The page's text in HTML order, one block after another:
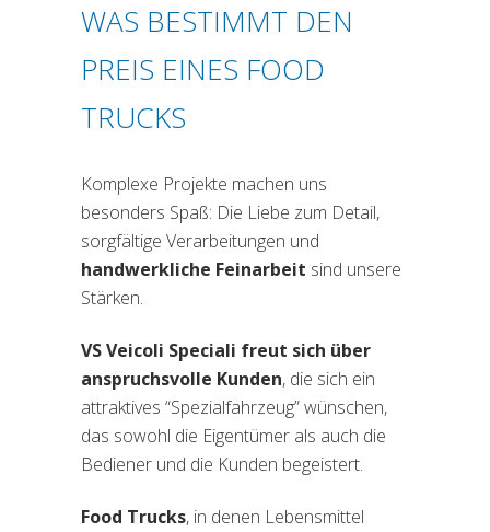
WAS BESTIMMT DEN
PREIS EINES FOOD
TRUCKS
Komplexe Projekte machen uns
besonders Spaß: Die Liebe zum Detail,
sorgfältige Verarbeitungen und
handwerkliche Feinarbeit sind unsere
Stärken.
VS Veicoli Speciali freut sich über
anspruchsvolle Kunden, die sich ein
attraktives “Spezialfahrzeug” wünschen,
das sowohl die Eigentümer als auch die
Bediener und die Kunden begeistert.
Food Trucks, in denen Lebensmittel